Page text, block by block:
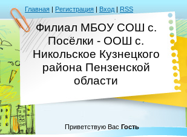
Главная | Регистрация | Вход | RSS
Филиал МБОУ СОШ с.
Посёлки - ООШ с.
Никольское Кузнецкого
района Пензенской
области
Приветствую Вас Гость